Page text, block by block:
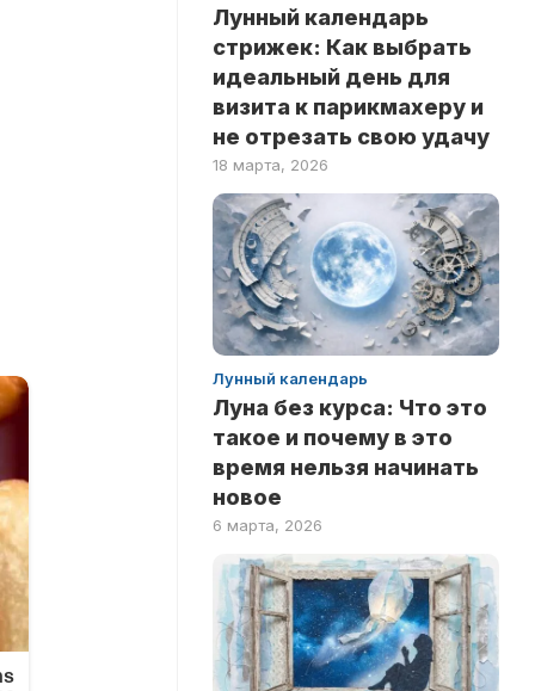
ФИЛЬМАМ
Лунный календарь
стрижек: Как выбрать
идеальный день для
визита к парикмахеру и
не отрезать свою удачу
18 марта, 2026
Лунный календарь
Луна без курса: Что это
такое и почему в это
время нельзя начинать
новое
6 марта, 2026